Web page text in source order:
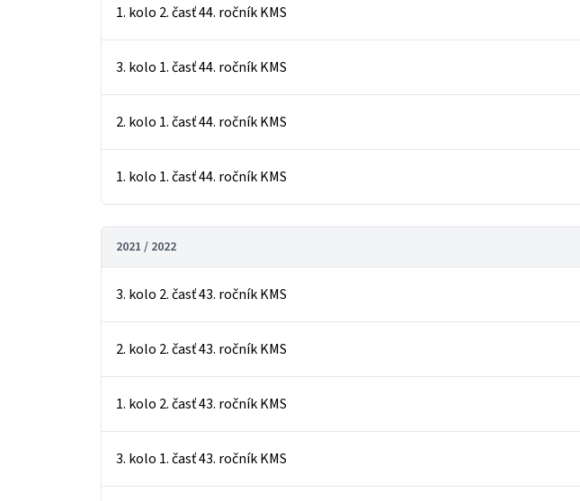
1. kolo 2. časť 44. ročník KMS
3. kolo 1. časť 44. ročník KMS
2. kolo 1. časť 44. ročník KMS
1. kolo 1. časť 44. ročník KMS
2021 / 2022
3. kolo 2. časť 43. ročník KMS
2. kolo 2. časť 43. ročník KMS
1. kolo 2. časť 43. ročník KMS
3. kolo 1. časť 43. ročník KMS